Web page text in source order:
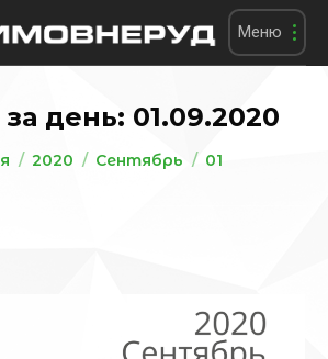
Меню
день: 01.09.2020
2020 Сентябрь 01